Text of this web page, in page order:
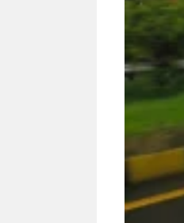
dunia hiburan, Nunung
dan Vicky Prasetyo, kini
dunia kuliner dengan
Prasetyo Buka
15 Ribu, Resep